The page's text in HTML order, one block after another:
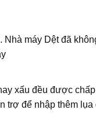
máy Dệt đã
xấu đều được
để nhập thêm lụa